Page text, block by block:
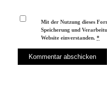
Mit der Nutzung dieses
Speicherung und
Website einverstanden.*